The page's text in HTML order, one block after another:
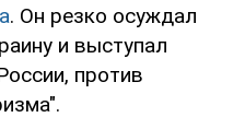
. Он резко осуждал
и выступал
против